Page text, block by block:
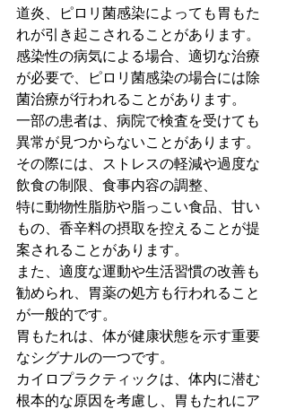
道炎、ピロリ菌感染によっても胃もた
れが引き起こされることがあります。
感染性の病気による場合、適切な治療
が必要で、ピロリ菌感染の場合には除
菌治療が行われることがあります。
一部の患者は、病院で検査を受けても
異常が見つからないことがあります。
その際には、ストレスの軽減や過度な
飲食の制限、食事内容の調整、
特に動物性脂肪や脂っこい食品、甘い
もの、香辛料の摂取を控えることが提
案されることがあります。
また、適度な運動や生活習慣の改善も
勧められ、胃薬の処方も行われること
が一般的です。
胃もたれは、体が健康状態を示す重要
なシグナルの一つです。
カイロプラクティックは、体内に潜む
根本的な原因を考慮し、胃もたれにア